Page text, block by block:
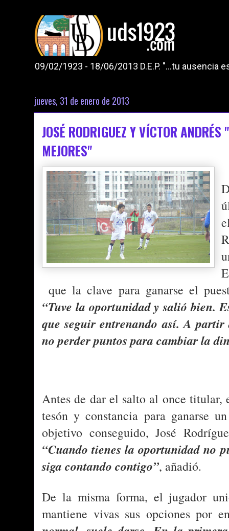
09/02/1923 - 18/06/2013 D.E.P. "...tu ausencia
jueves, 31 de enero de 2013
JOSÉ RODRIGUEZ Y VÍCTOR
MEJORES"
que la clave para ganarse el
“Tuve la oportunidad y salió bien.
que seguir entrenando así. A partir
no perder puntos para cambiar la
Antes de dar el salto al once titular,
tesón y constancia para ganarse
objetivo conseguido, José
“Cuando tienes la oportunidad no
siga contando contigo”, añadió.
De la misma forma, el jugador
mantiene vivas sus opciones por